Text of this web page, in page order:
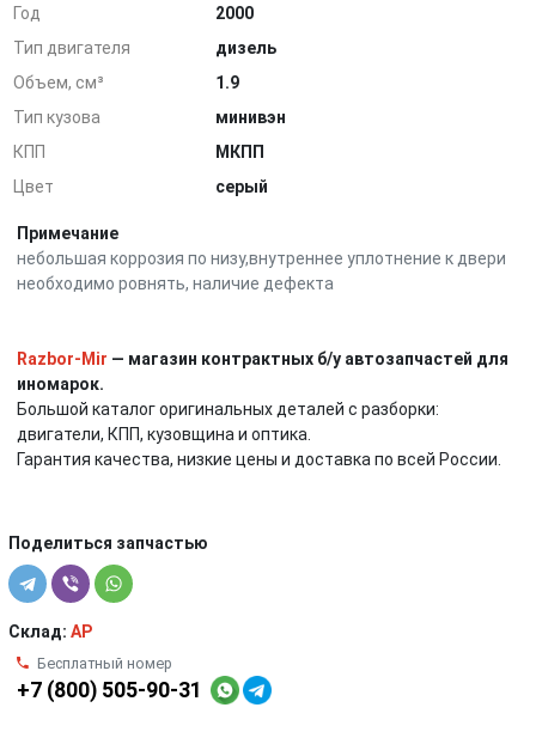
Год
2000
Тип двигателя
дизель
Объем, см³
1.9
Тип кузова
минивэн
КПП
МКПП
Цвет
серый
Примечание
небольшая коррозия по низу,внутреннее уплотнение к двери
необходимо ровнять, наличие дефекта
Razbor-Mir — магазин контрактных б/у автозапчастей для
иномарок.
Большой каталог оригинальных деталей с разборки:
двигатели, КПП, кузовщина и оптика.
Гарантия качества, низкие цены и доставка по всей России.
Поделиться запчастью
Склад: AP
Бесплатный номер
+7 (800) 505-90-31